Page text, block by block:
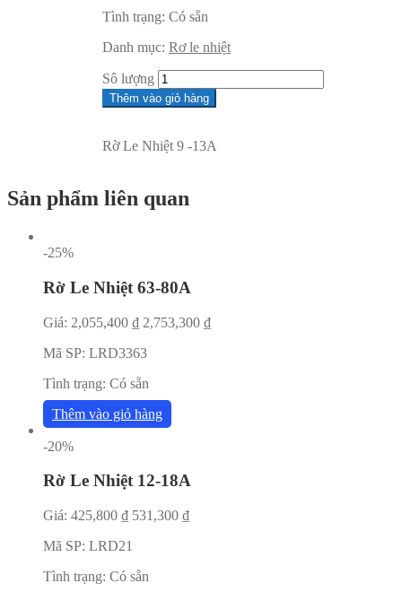
Tình trạng: Có sẵn
Danh mục: Rơ le nhiệt
Sô lượng
Thêm vào giỏ hàng
Rờ Le Nhiệt 9 -13A
Sản phẩm liên quan
-25%
Rờ Le Nhiệt 63-80A
Giá: 2,055,400 ₫ 2,753,300 ₫
Mã SP: LRD3363
Tình trạng: Có sẵn
Thêm vào giỏ hàng
-20%
Rờ Le Nhiệt 12-18A
Giá: 425,800 ₫ 531,300 ₫
Mã SP: LRD21
Tình trạng: Có sẵn